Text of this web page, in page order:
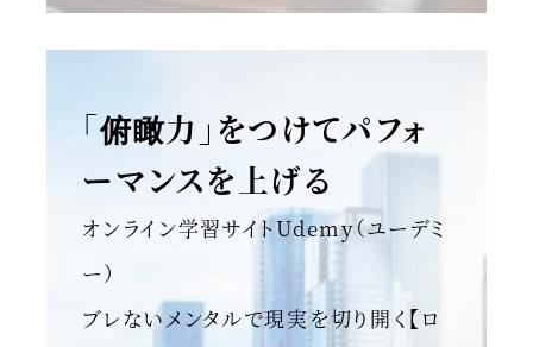
「俯瞰力」をつけてパフォ
ーマンスを上げる
オンライン学習サイトUdemy（ユーデミ
ー）
ブレないメンタルで現実を切り開く【ロ